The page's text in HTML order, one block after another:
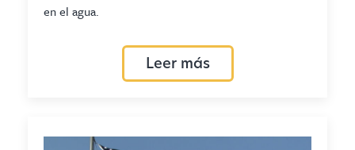
en el agua.
Leer más